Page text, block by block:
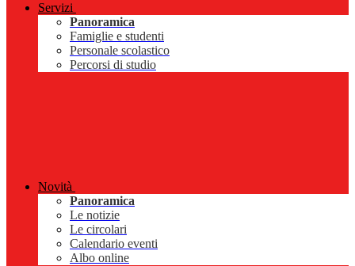
Servizi
Panoramica
Famiglie e studenti
Personale scolastico
Percorsi di studio
Novità
Panoramica
Le notizie
Le circolari
Calendario eventi
Albo online